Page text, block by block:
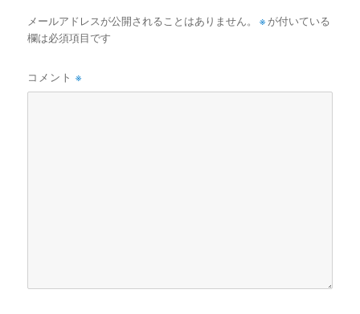
メールアドレスが公開されることはありません。 ※ が付いている
欄は必須項目です
コメント※